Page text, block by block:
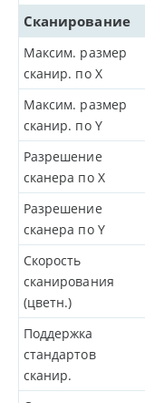
Сканирование
Максим. размер
сканир. по X
Максим. размер
сканир. по Y
Разрешение
сканера по Х
Разрешение
сканера по Y
Скорость
сканирования
(цветн.)
Поддержка
стандартов
сканир.